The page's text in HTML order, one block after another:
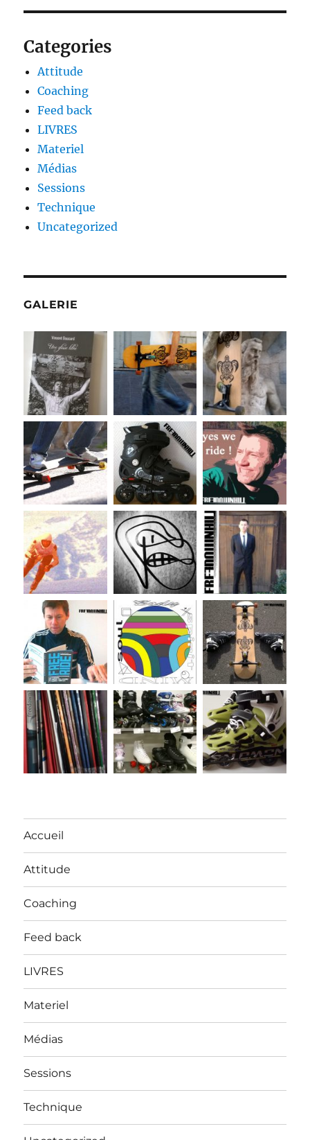
Categories
Attitude
Coaching
Feed back
LIVRES
Materiel
Médias
Sessions
Technique
Uncategorized
GALERIE
Accueil
Attitude
Coaching
Feed back
LIVRES
Materiel
Médias
Sessions
Technique